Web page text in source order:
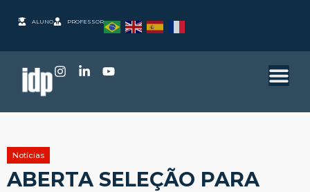
ALUNO PROFESSOR
Notícias
ABERTA SELEÇÃO PARA